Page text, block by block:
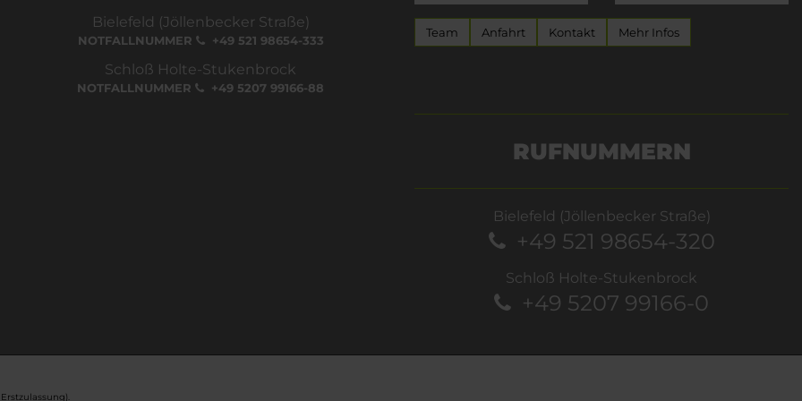
Bielefeld (Jöllenbecker Straße)
NOTFALLNUMMER +49 521 98654-333
Schloß Holte-Stukenbrock
NOTFALLNUMMER +49 5207 99166-88
Team Anfahrt Kontakt Mehr Infos
RUFNUMMERN
Bielefeld (Jöllenbecker Straße)
+49 521 98654-320
Schloß Holte-Stukenbrock
+49 5207 99166-0